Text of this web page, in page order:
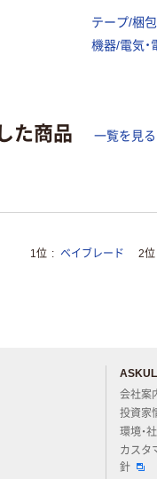
テープ/梱
機器/電気・
た商品 一覧を見る
1位 ベイブレード 2位
会社案
投資家
環境・
カスタ
針